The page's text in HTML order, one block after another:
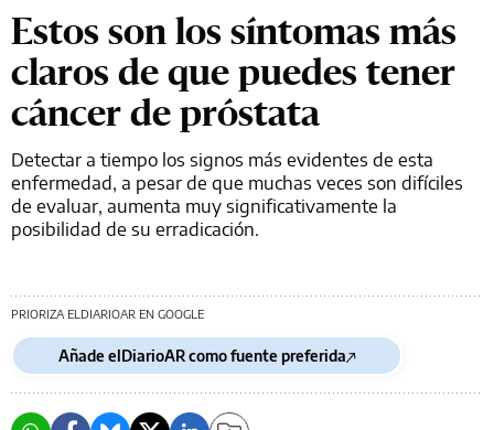
Estos son los síntomas más
claros de que puedes tener
cáncer de próstata
Detectar a tiempo los signos más evidentes de esta
enfermedad, a pesar de que muchas veces son difíciles
de evaluar, aumenta muy significativamente la
posibilidad de su erradicación.
PRIORIZA ELDIARIOAR EN GOOGLE
Añade elDiarioAR como fuente preferida